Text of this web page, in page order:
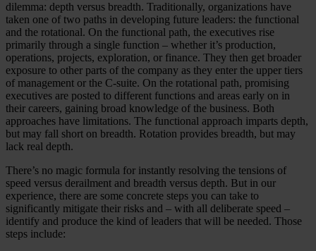
dilemma: depth versus breadth. Traditionally, organizations have
taken one of two paths in developing future leaders: the functional
and the rotational. On the functional path, the executives rise
primarily through a single function – whether it’s production,
operations, projects, exploration, or finance. They then get broader
exposure to other parts of the company as they enter the upper tiers
of management or the C-suite. On the rotational path, promising
executives are posted to different functions and areas early on in
their careers, gaining broad knowledge of the business. Both
approaches have limitations. The functional approach imparts depth,
but may fall short on breadth. Rotation provides breadth, but may
lack real depth.
There’s no magic formula for instantly resolving the tensions of
speed versus derailment and breadth versus depth. But in our
experience, there are some concrete steps you can take to
significantly mitigate their risks and – with all deliberate speed –
identify and produce the kind of leaders that will be needed. Those
steps include: